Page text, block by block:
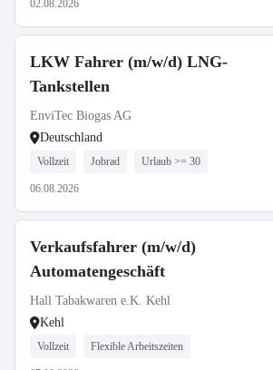
02.08.2026
LKW Fahrer (m/w/d) LNG-
Tankstellen
EnviTec Biogas AG
Deutschland
Vollzeit Jobrad Urlaub >= 30
06.08.2026
Verkaufsfahrer (m/w/d)
Automatengeschäft
Hall Tabakwaren e.K. Kehl
Kehl
Vollzeit Flexible Arbeitszeiten